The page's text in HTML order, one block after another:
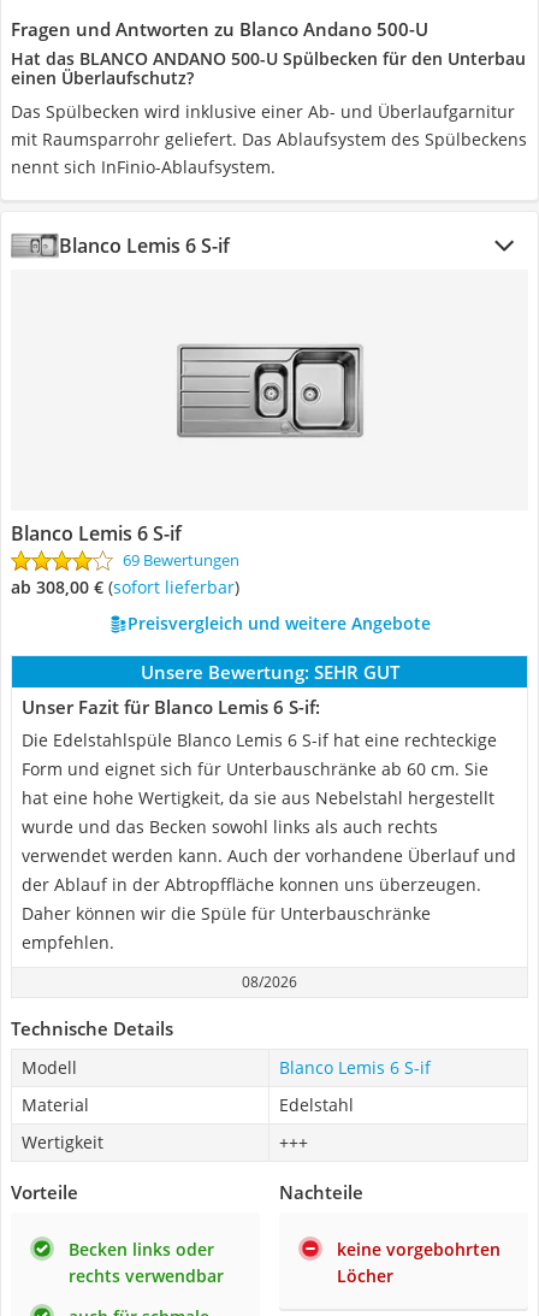
Fragen und Antworten zu Blanco Andano 500-U
Hat das BLANCO ANDANO 500-U Spülbecken für den Unterbau
einen Überlaufschutz?
Das Spülbecken wird inklusive einer Ab- und Überlaufgarnitur
mit Raumsparrohr geliefert. Das Ablaufsystem des Spülbeckens
nennt sich InFinio-Ablaufsystem.
Blanco Lemis 6 S-if
Blanco Lemis 6 S-if
69 Bewertungen
ab 308,00 € ( Sofort lieferbar)
Preisvergleich und weitere Angebote
Unsere Bewertung: SEHR GUT
Unser Fazit für Blanco Lemis 6 S-if:
Die Edelstahlspüle Blanco Lemis 6 S-if hat eine rechteckige
Form und eignet sich für Unterbauschränke ab 60 cm. Sie
hat eine hohe Wertigkeit, da sie aus Nebelstahl hergestellt
wurde und das Becken sowohl links als auch rechts
verwendet werden kann. Auch der vorhandene Überlauf und
der Ablauf in der Abtropffläche konnen uns überzeugen.
Daher können wir die Spüle für Unterbauschränke
empfehlen.
08/2026
Technische Details
Modell
Blanco Lemis 6 S-if
Material
Edelstahl
Wertigkeit
+++
Vorteile
Becken links oder
rechts verwendbar
Nachteile
keine vorgebohrten
Löcher